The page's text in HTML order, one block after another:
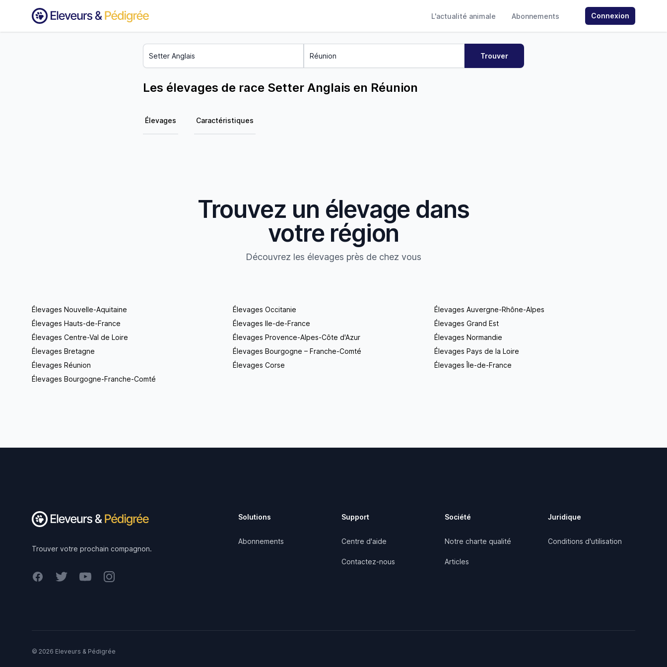
L'actualité animale Abonnements Connexion
Les élevages de race Setter Anglais en Réunion
Élevages Caractéristiques
Trouvez un élevage dans
votre région
Découvrez les élevages près de chez vous
Élevages Nouvelle-Aquitaine Élevages Occitanie
Élevages Auvergne-Rhône-Alpes
Élevages Hauts-de-France
Élevages Ile-de-France
Élevages Grand Est
Élevages Centre-Val de Loire
Élevages Provence-Alpes-Côte d'Azur
Élevages Normandie
Élevages Bretagne
Élevages Bourgogne – Franche-Comté
Élevages Pays de la Loire
Élevages Réunion
Élevages Corse
Élevages Île-de-France
Élevages Bourgogne-Franche-Comté
Trouver votre prochain compagnon.
FacebookTwitterYoutubeInstagram
Solutions
Abonnements
Support
Centre d'aide
Contactez-nous
Société
Notre charte qualité
Articles
Juridique
Conditions d'utilisation
© 2026 Eleveurs & Pédigrée